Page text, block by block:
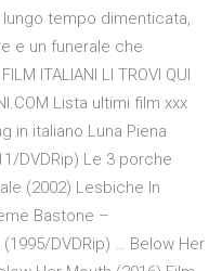
tempo dimenticata,
e un funerale che
ITALIANI LI TROVI QUI
Lista ultimi film xxx
in italiano Luna Piena
DVDRip) Le 3 porche
(2002) Lesbiche In
Bastone –
DVDRip) … Below Her